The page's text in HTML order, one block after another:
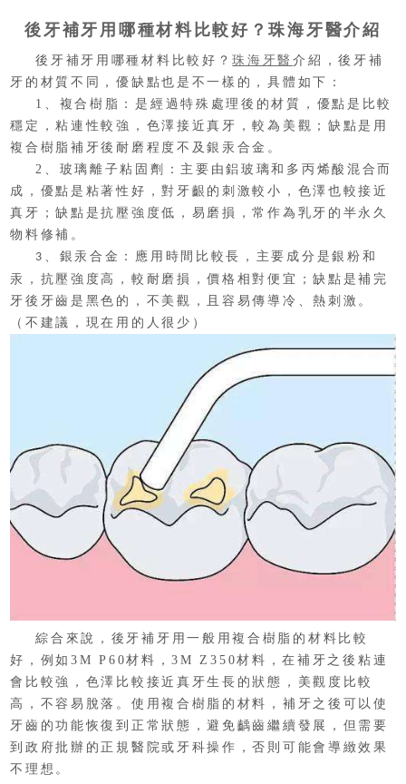
後牙補牙用哪種材料比較好？珠海牙醫介紹
後牙補牙用哪種材料比較好？珠海牙醫介紹，後牙補
牙的材質不同，優缺點也是不一樣的，具體如下：
1 、 複合樹脂：是經過特殊處理後的材質，優點是比較
穩定，粘連性較強，色澤接近真牙，較為美觀；缺點是用
複合樹脂補牙後耐磨程度不及銀汞合金。
2 、 玻璃離子粘固劑：主要由鋁玻璃和多丙烯酸混合而
成，優點是粘著性好，對牙齦的刺激較小，色澤也較接近
真牙；缺點是抗壓強度低，易磨損，常作為乳牙的半永久
物料修補。
3 、 銀汞合金：應用時間比較長，主要成分是銀粉和
汞，抗壓強度高，較耐磨損，價格相對便宜；缺點是補完
牙後牙齒是黑色的，不美觀，且容易傳導冷、熱刺激。
（不建議，現在用的人很少）
綜合來說， 後牙補牙用一般用複合樹脂的材料比較
好，例如3M P60材料，3M Z350材料，在補牙之後粘連
會比較強，色澤比較接近真牙生長的狀態，美觀度比較
高，不容易脫落。使用複合樹脂的材料，補牙之後可以使
牙齒的功能恢復到正常狀態，避免齲齒繼續發展，但需要
到政府批辦的正規醫院或牙科操作，否則可能會導緻效果
不理想。